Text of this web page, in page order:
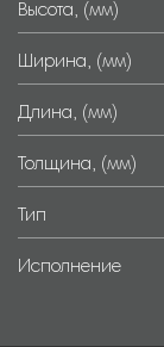
Высота, (мм)
Ширина, (мм)
Длина, (мм)
Толщина, (мм)
Тип
Исполнение